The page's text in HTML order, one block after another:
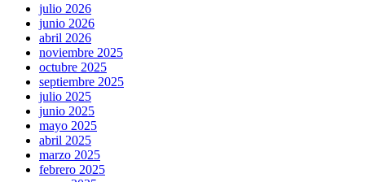
julio 2026
junio 2026
abril 2026
noviembre 2025
octubre 2025
septiembre 2025
julio 2025
junio 2025
mayo 2025
abril 2025
marzo 2025
febrero 2025